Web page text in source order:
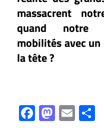
massacrent
quand notre
mobilités avec
la tête ?
Facebook
Email